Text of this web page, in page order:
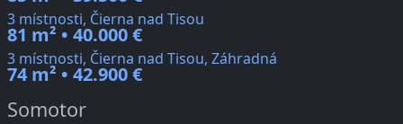
3 místnosti, Čierna nad Tisou
81 m² • 40.000 €
3 místnosti, Čierna nad Tisou, Záhradná
74 m² • 42.900 €
Somotor